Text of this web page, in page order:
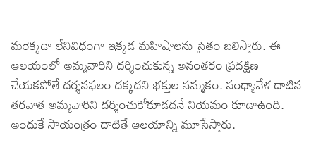
మరెక్కడా లేనివిధంగా ఇక్కడ మహిషాలను సైతం బలిస్తారు. ఈ
ఆలయంలో అమ్మవారిని దర్శించుకున్న అనంతరం ప్రదక్షిణ
చేయకపోతే దర్శనఫలం దక్కదని భక్తుల నమ్మకం. సంధ్యావేళ దాటిన
తరవాత అమ్మవారిని దర్శించుకోకూడదనే నియమం కూడాఉంది.
అందుకే సాయంత్రం దాటితే ఆలయాన్ని మూసేస్తారు.